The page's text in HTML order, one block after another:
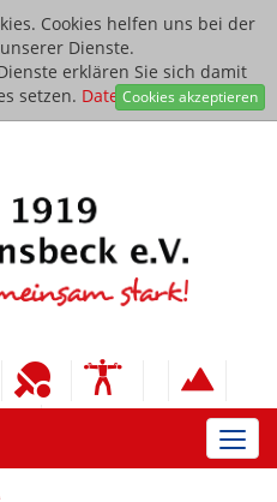
Cookies helfen uns bei der
Dienste.
erklären Sie sich damit
setzen. Datenschutzerklärung
Cookies akzeptieren